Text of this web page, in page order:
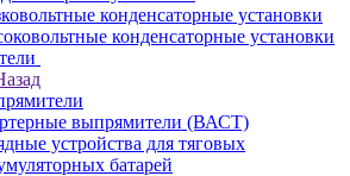
конденсаторные установки
конденсаторные установки
выпрямители (ВАСТ)
устройства для тяговых
батарей